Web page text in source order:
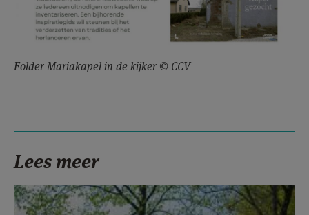
Folder Mariakapel in de kijker © CCV
Lees meer